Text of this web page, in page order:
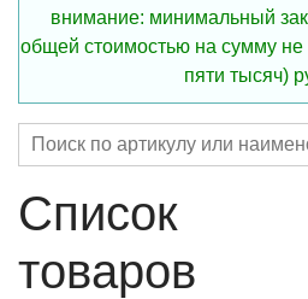
внимание: минимальный
общей стоимостью на сумму
пяти тысяч)
Список
товаров